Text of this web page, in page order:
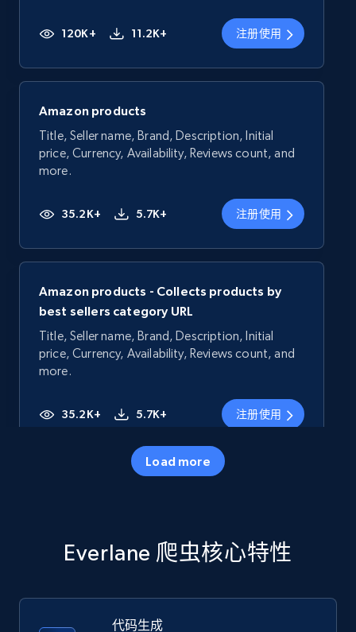
120K+ 11.2K+ 注册使用
Amazon products
Title, Seller name, Brand, Description, Initial
price, Currency, Availability, Reviews count, and
more.
35.2K+ 5.7K+ 注册使用
Amazon products - Collects products by
best sellers category URL
Title, Seller name, Brand, Description, Initial
price, Currency, Availability, Reviews count, and
more.
35.2K+ 5.7K+ 注册使用
price, Currency, Availability, Reviews count, and
Load more
Everlane 爬虫核心特性
代码生成